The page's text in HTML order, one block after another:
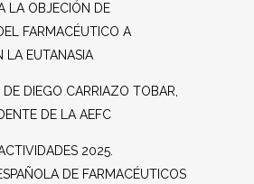
LA OBJECIÓN DE
FARMACÉUTICO A
LA EUTANASIA
DE DIEGO CARRIAZO TOBAR,
DE LA AEFC
2025.
DE FARMACÉUTICOS